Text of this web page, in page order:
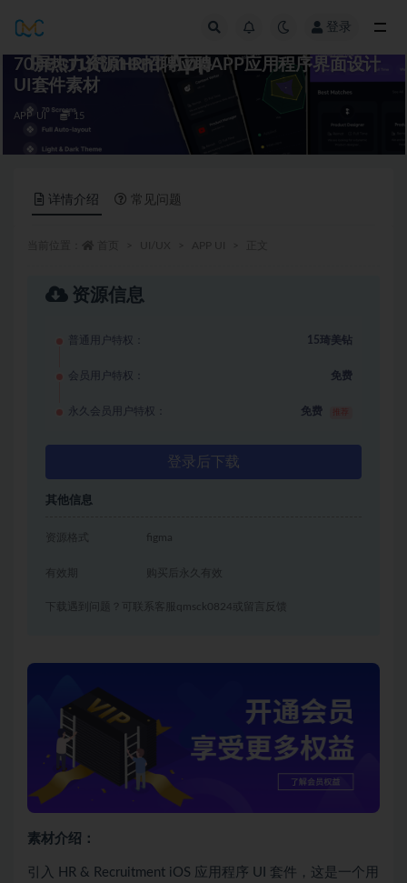
登录
70屏热力资源HR招聘应聘APP应用程序界面设计
UI套件素材
APP UI 15
详情介绍 常见问题
资源信息
普通用户特权： 15琦美钻
会员用户特权： 免费
永久会员用户特权： 免费
登录后下载
其他信息
资源格式 figma
有效期 购买后永久有效
下载遇到问题？可联系客服qmsck0824或留言反馈
素材介绍：
引入 HR & Recruitment iOS 应用程序 UI 套件，这是一个用